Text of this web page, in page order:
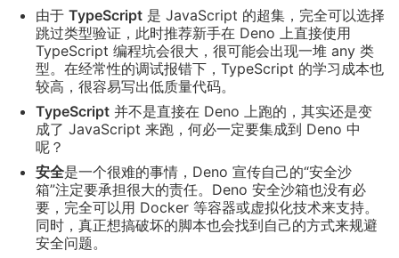
由于 TypeScript 是 JavaScript 的超集，完全可以选择
跳过类型验证，此时推荐新手在 Deno 上直接使用
TypeScript 编程坑会很大，很可能会出现一堆 any 类
型。在经常性的调试报错下，TypeScript 的学习成本也
较高，很容易写出低质量代码。
TypeScript 并不是直接在 Deno 上跑的，其实还是变
成了 JavaScript 来跑，何必一定要集成到 Deno 中
呢？
安全是一个很难的事情，Deno 宣传自己的“安全沙
箱”注定要承担很大的责任。Deno 安全沙箱也没有必
要，完全可以用 Docker 等容器或虚拟化技术来支持。
同时，真正想搞破坏的脚本也会找到自己的方式来规避
安全问题。